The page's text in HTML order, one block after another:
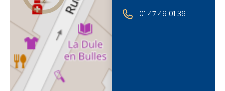
01 47 49 01 36